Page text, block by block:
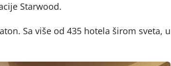
Starwood.
Sa više od 435 hotela širom sveta, u